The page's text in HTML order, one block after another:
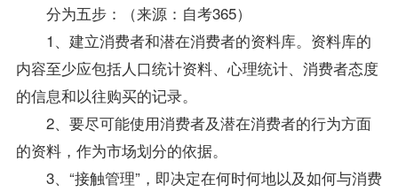
分为五步：（来源：自考365）
1、建立消费者和潜在消费者的资料库。资料库的
内容至少应包括人口统计资料、心理统计、消费者态度
的信息和以往购买的记录。
2、要尽可能使用消费者及潜在消费者的行为方面
的资料，作为市场划分的依据。
3、“接触管理”，即决定在何时何地以及如何与消费